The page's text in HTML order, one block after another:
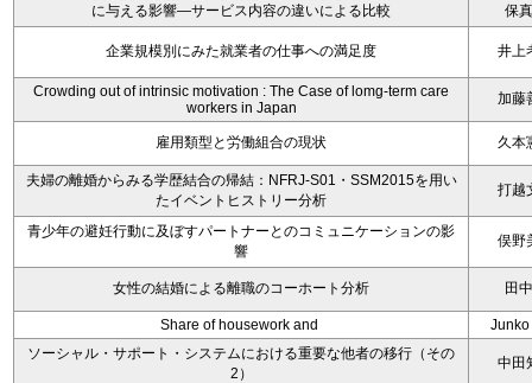
に与える影響―サービス内容の違いによる比較
保
企業規模別にみた就業者の仕事への満足度 井上
Crowding out of intrinsic motivation : The Case of lomg-term care
workers in Japan
加藤
雇用類型と労働組合の現状 久本
夫婦の離婚からみる学歴結合の帰結：NFRJ-S01・SSM2015を用い
たイベントヒストリー分析
打越
青少年の避妊行動に及ぼすパートナーとのコミュニケーションの影
響
俣野
女性の結婚による離職のコーホート分析 田
Share of housework and
Junko
ソーシャル・サポート・システムにおける重要な他者の移行（その
2）
中田